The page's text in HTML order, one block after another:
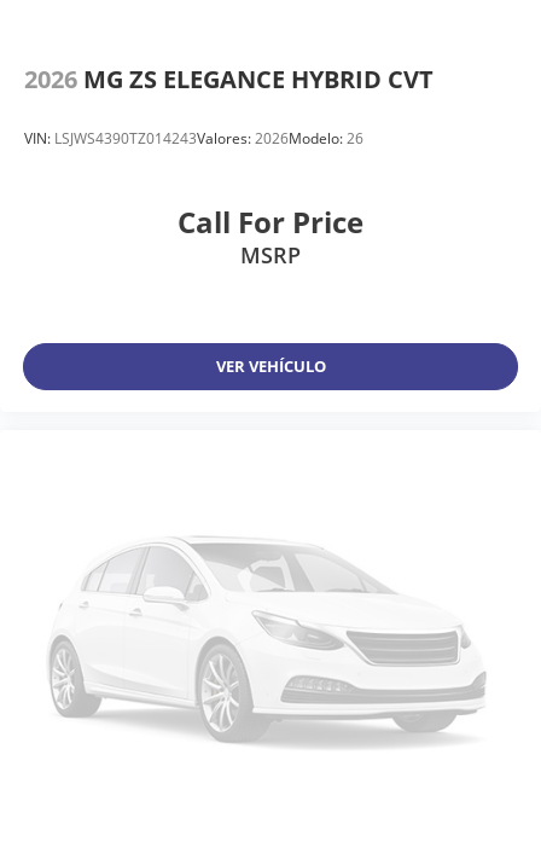
2026 MG ZS ELEGANCE HYBRID CVT
VIN: LSJWS4390TZ014243Valores:2026Modelo:26
Call For Price
MSRP
VER VEHÍCULO